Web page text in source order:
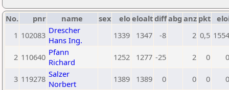
No. pnr name sex eloeloaltdiffabg anz pkt
1 102083 Drescher
Hans Ing.
1339 1347 -8 2 0,5 1554
2 110640 Pfann
Richard
1252 1277 -25 2 0 0
3 119278 Salzer
Norbert
1389 1389 0 0 0 0